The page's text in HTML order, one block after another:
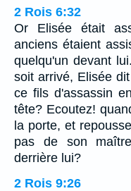
2 Rois 6:32
Or Elisée était
anciens étaient
quelqu'un devant
soit arrivé, Elisée
ce fils d'assassin
tête? Ecoutez!
la porte, et
pas de son
derrière lui?
2 Rois 9:26